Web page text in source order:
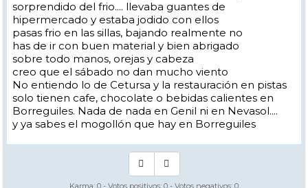
sorprendido del frio.... llevaba guantes de
hipermercado y estaba jodido con ellos
pasas frio en las sillas, bajando realmente no
has de ir con buen material y bien abrigado
sobre todo manos, orejas y cabeza
creo que el sábado no dan mucho viento
No entiendo lo de Cetursa y la restauración en pistas
solo tienen cafe, chocolate o bebidas calientes en
Borreguiles. Nada de nada en Genil ni en Nevasol....
y ya sabes el mogollón que hay en Borreguiles
Karma: 0 - Votos positivos: 0 - Votos negativos: 0